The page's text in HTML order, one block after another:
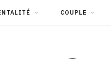
COUPLE